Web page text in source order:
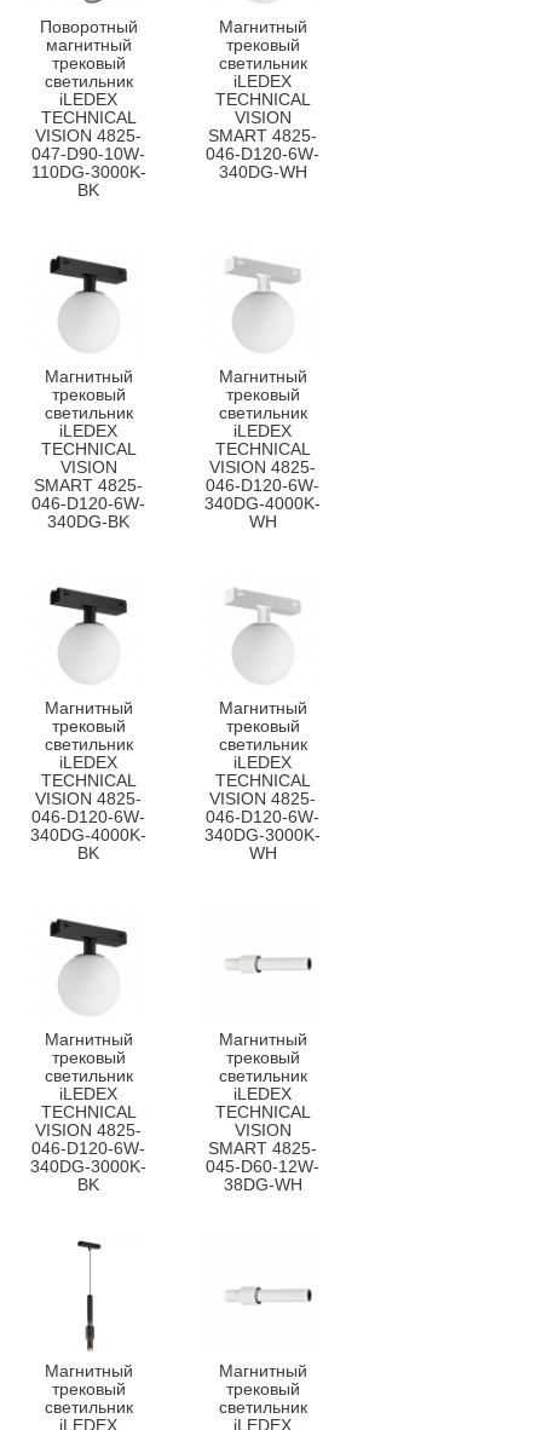
Поворотный
магнитный
трековый
светильник
iLEDEX
TECHNICAL
VISION 4825-
047-D90-10W-
110DG-3000K-
BK
Магнитный
трековый
светильник
iLEDEX
TECHNICAL
VISION
SMART 4825-
046-D120-6W-
340DG-WH
Магнитный
трековый
светильник
iLEDEX
TECHNICAL
VISION
SMART 4825-
046-D120-6W-
340DG-BK
Магнитный
трековый
светильник
iLEDEX
TECHNICAL
VISION 4825-
046-D120-6W-
340DG-4000K-
WH
Магнитный
трековый
светильник
iLEDEX
TECHNICAL
VISION 4825-
046-D120-6W-
340DG-4000K-
BK
Магнитный
трековый
светильник
iLEDEX
TECHNICAL
VISION 4825-
046-D120-6W-
340DG-3000K-
WH
Магнитный
трековый
светильник
iLEDEX
TECHNICAL
VISION 4825-
046-D120-6W-
340DG-3000K-
BK
Магнитный
трековый
светильник
iLEDEX
TECHNICAL
VISION
SMART 4825-
045-D60-12W-
38DG-WH
Магнитный
трековый
светильник
iLEDEX
Магнитный
трековый
светильник
iLEDEX